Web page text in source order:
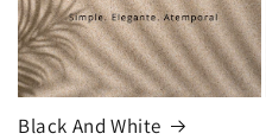
Black And White